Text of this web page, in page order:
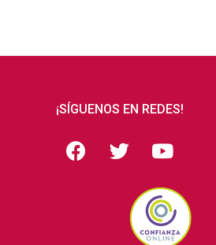
¡SÍGUENOS EN REDES!